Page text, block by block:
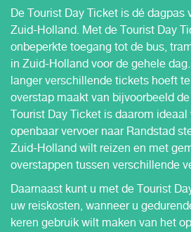
De Tourist Day Ticket is dé dagpas
Zuid-Holland. Met de Tourist Day
onbeperkte toegang tot de bus,
in Zuid-Holland voor de gehele
langer verschillende tickets hoeft
overstap maakt van bijvoorbeeld
Tourist Day Ticket is daarom
openbaar vervoer naar Randstad
Zuid-Holland wilt reizen en met
overstappen tussen verschillende
Daarnaast kunt u met de Tourist
uw reiskosten, wanneer u
keren gebruik wilt maken van het